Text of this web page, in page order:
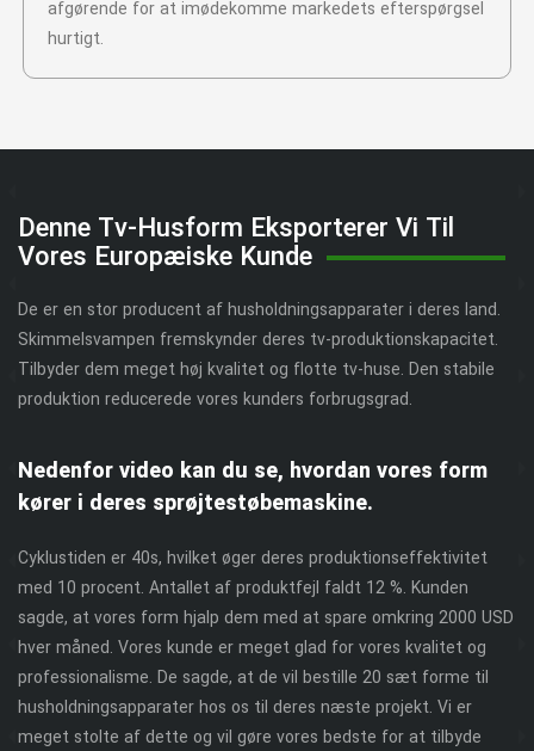
afgørende for at imødekomme markedets efterspørgsel
hurtigt.
Denne Tv-Husform Eksporterer Vi Til
Vores Europæiske Kunde
De er en stor producent af husholdningsapparater i deres land.
Skimmelsvampen fremskynder deres tv-produktionskapacitet.
Tilbyder dem meget høj kvalitet og flotte tv-huse. Den stabile
produktion reducerede vores kunders forbrugsgrad.
Nedenfor video kan du se, hvordan vores form
kører i deres sprøjtestøbemaskine.
Cyklustiden er 40s, hvilket øger deres produktionseffektivitet
med 10 procent. Antallet af produktfejl faldt 12 %. Kunden
sagde, at vores form hjalp dem med at spare omkring 2000 USD
hver måned. Vores kunde er meget glad for vores kvalitet og
professionalisme. De sagde, at de vil bestille 20 sæt forme til
husholdningsapparater hos os til deres næste projekt. Vi er
meget stolte af dette og vil gøre vores bedste for at tilbyde